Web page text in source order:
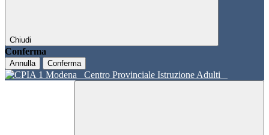
Chiudi
Conferma
Annulla Conferma
Centro Provinciale Istruzione Adulti